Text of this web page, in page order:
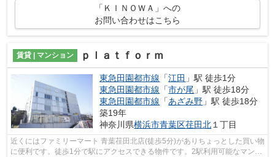
「ＫＩＮＯＷＡ」への
お問い合わせはこちら
賃貸 | マンション ｐｌａｔｆｏｒｍ
東急田園都市線 「江田 」駅 徒歩1分
東急田園都市線 「市が尾 」駅 徒歩18分
東急田園都市線 「あざみ野 」駅 徒歩18分
築19年
神奈川県横浜市青葉区荏田北 １丁目
近くにはファミリーマート 青葉荏田北店(徒歩5分)がありちょっとした買い物
に便利です。徒歩1分で駅にアクセスできる物件です。2駅利用可能なマンシ